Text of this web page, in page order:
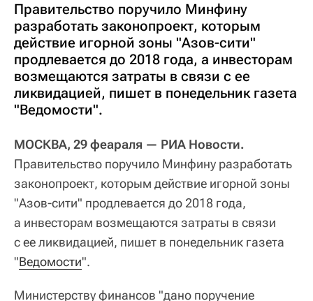
Правительство поручило Минфину
разработать законопроект, которым
действие игорной зоны "Азов-сити"
продлевается до 2018 года, а инвесторам
возмещаются затраты в связи с ее
ликвидацией, пишет в понедельник газета
"Ведомости".
МОСКВА, 29 феараля — РИА Новости.
Правительство поручило Минфину разработать
законопроект, которым действие игорной зоны
"Азов-сити" продлевается до 2018 года,
а инвесторам возмещаются затраты в связи
с ее ликвидацией, пишет в понедельник газета
"Ведомости".
Министерству финансов "дано поручение